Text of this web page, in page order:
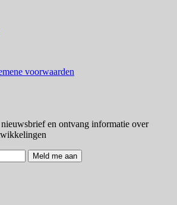
voorwaarden
en ontvang informatie over
Meld me aan